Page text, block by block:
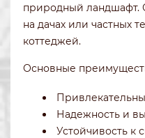
природный ландшафт.
на дачах или частных
коттеджей.
Основные
Надежность и
Устойчивость к